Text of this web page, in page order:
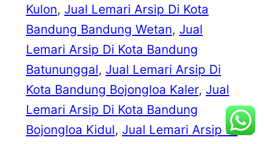
Kulon, Jual Lemari Arsip Di Kota
Bandung Bandung Wetan, Jual
Lemari Arsip Di Kota Bandung
Batununggal, Jual Lemari Arsip Di
Kota Bandung Bojongloa Kaler, Jual
Lemari Arsip Di Kota Bandung
Bojongloa Kidul, Jual Lemari Arsip Di